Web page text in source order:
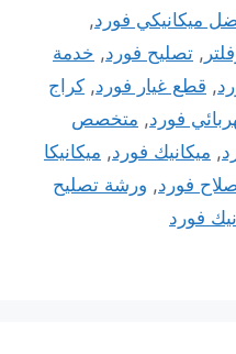
ميكانيكي فورد,
, تصليح فورد, خدمة
, قطع غيار فورد, كراج
فورد, متخصص
, ميكانيك فورد, ميكانيكا
فورد, ورشة تصليح
فورد